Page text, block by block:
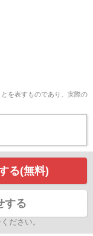
を表すものであり、実際の
る(無料)
する
ださい。